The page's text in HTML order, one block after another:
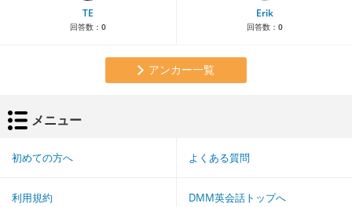
TE
回答数： 0
Erik
回答数： 0
アンカー一覧
メニュー
初めての方へ よくある質問
利用規約 DMM英会話トップへ